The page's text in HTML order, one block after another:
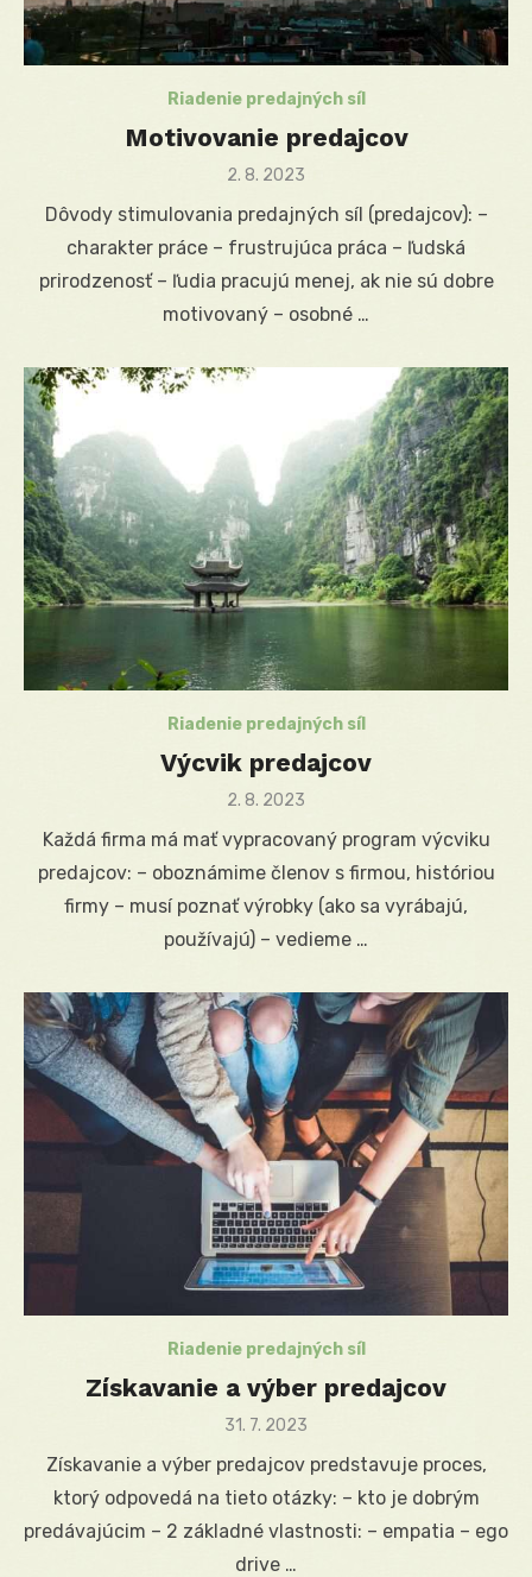
Riadenie predajných síl
Motivovanie predajcov
Posted
2. 8. 2023
Dôvody stimulovania predajných síl (predajcov): –
charakter práce – frustrujúca práca – ľudská
prirodzenosť – ľudia pracujú menej, ak nie sú dobre
motivovaný – osobné …
Riadenie predajných síl
Výcvik predajcov
Posted
2. 8. 2023
Každá firma má mať vypracovaný program výcviku
predajcov: – oboznámime členov s firmou, históriou
firmy – musí poznať výrobky (ako sa vyrábajú,
používajú) – vedieme …
Riadenie predajných síl
Získavanie a výber predajcov
Posted
31. 7. 2023
Získavanie a výber predajcov predstavuje proces,
ktorý odpovedá na tieto otázky: – kto je dobrým
predávajúcim – 2 základné vlastnosti: – empatia – ego
drive …